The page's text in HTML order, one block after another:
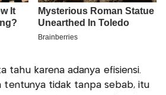
tahu karena adanya efisiensi.
tentunya tidak tanpa sebab, itu